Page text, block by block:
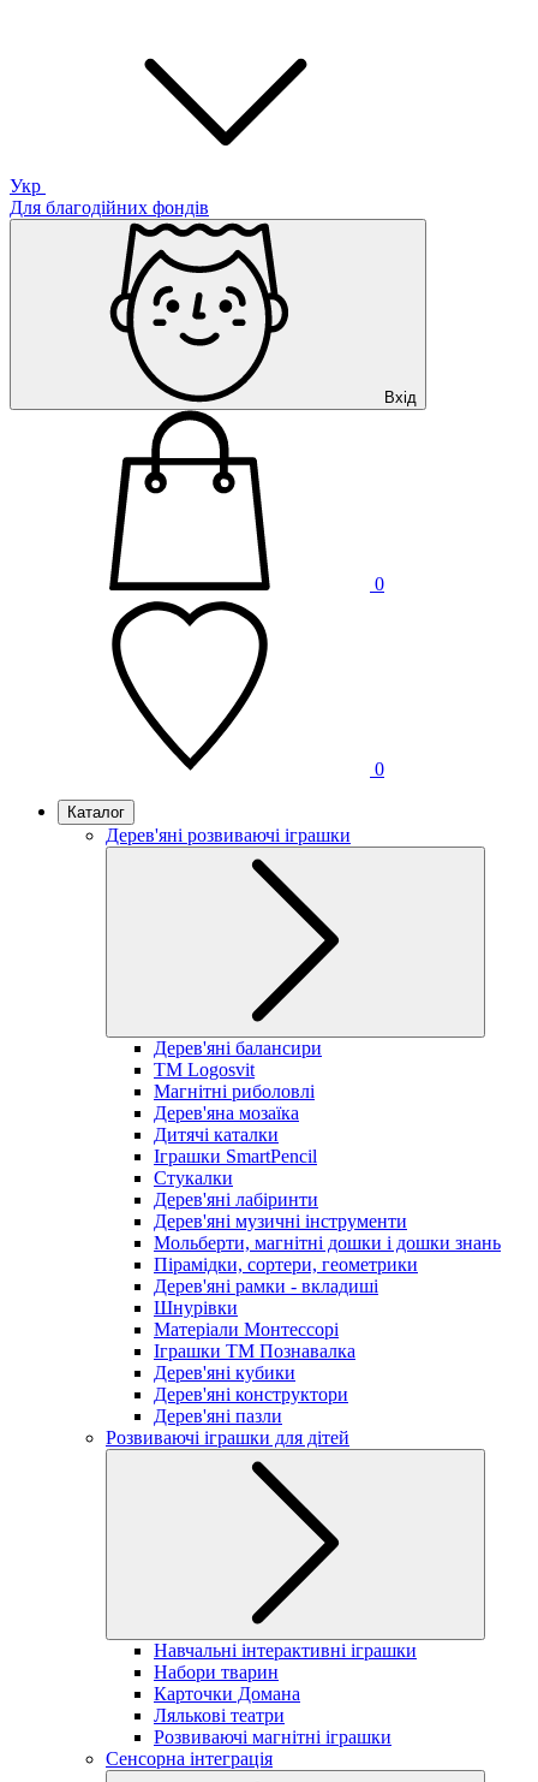
Укр
Для благодійних фондів
Вхід
0
0
Каталог
Дерев'яні розвиваючі іграшки
Дерев'яні балансири
TM Logosvit
Магнітні риболовлі
Дерев'яна мозаїка
Дитячі каталки
Іграшки SmartPencil
Стукалки
Дерев'яні лабіринти
Дерев'яні музичні інструменти
Мольберти, магнітні дошки і дошки знань
Пірамідки, сортери, геометрики
Дерев'яні рамки - вкладиші
Шнурівки
Матеріали Монтессорі
Іграшки ТМ Познавалка
Дерев'яні кубики
Дерев'яні конструктори
Дерев'яні пазли
Розвиваючі іграшки для дітей
Навчальні інтерактивні іграшки
Набори тварин
Карточки Домана
Лялькові театри
Розвиваючі магнітні іграшки
Сенсорна інтеграція